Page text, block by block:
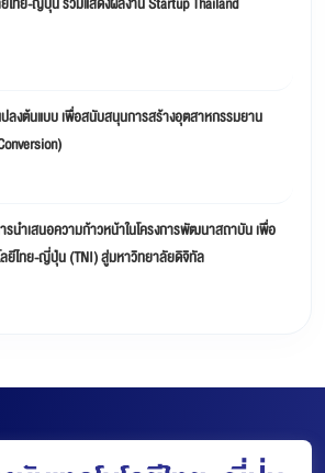
ลงต้นแบบ เพื่อสนับสนุนการสร้างอุตสาหกรรมยาน
นำเสนอความก้าวหน้าในโครงการพัฒนาสถาบัน เพื่อ
ลยีไทย-ญี่ปุ่น (TNI) สู่มหาวิทยาลัยดิจิทัล